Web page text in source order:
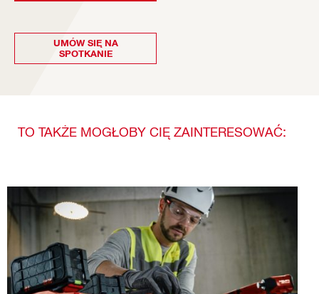
UMÓW SIĘ NA
SPOTKANIE
TO TAKŻE MOGŁOBY CIĘ ZAINTERESOWAĆ: